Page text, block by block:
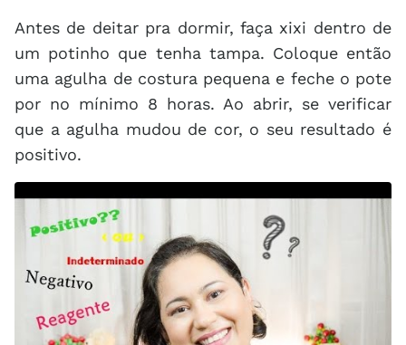
Antes de deitar pra dormir, faça xixi dentro de
um potinho que tenha tampa. Coloque então
uma agulha de costura pequena e feche o pote
por no mínimo 8 horas. Ao abrir, se verificar
que a agulha mudou de cor, o seu resultado é
positivo.